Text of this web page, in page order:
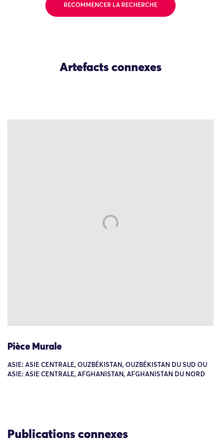
RECOMMENCER LA RECHERCHE
Artefacts connexes
Pièce Murale
ASIE: ASIE CENTRALE, OUZBÉKISTAN, OUZBÉKISTAN DU SUD OU
ASIE: ASIE CENTRALE, AFGHANISTAN, AFGHANISTAN DU NORD
Publications connexes